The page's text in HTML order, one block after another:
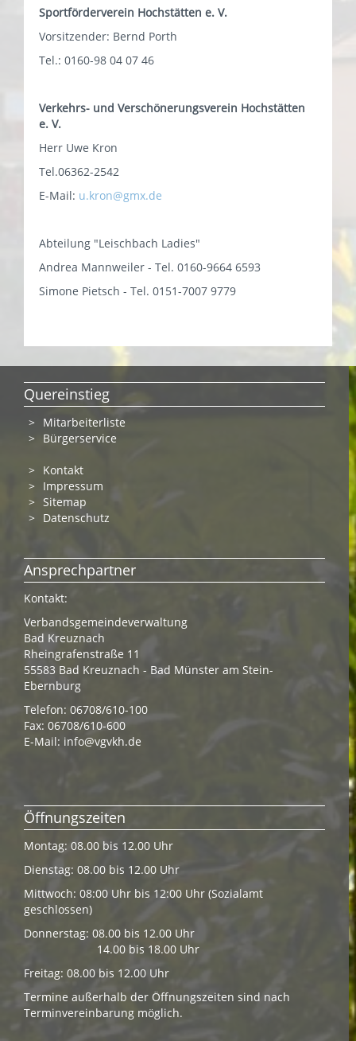
Sportförderverein Hochstätten e. V.
Vorsitzender: Bernd Porth
Tel.: 0160-98 04 07 46
Verkehrs- und Verschönerungsverein Hochstätten
e. V.
Herr Uwe Kron
Tel.06362-2542
E-Mail: u.kron@gmx.de
Abteilung "Leischbach Ladies"
Andrea Mannweiler - Tel. 0160-9664 6593
Simone Pietsch - Tel. 0151-7007 9779
Quereinstieg
Mitarbeiterliste
Bürgerservice
Kontakt
Impressum
Sitemap
Datenschutz
Ansprechpartner
Kontakt:
Verbandsgemeindeverwaltung
Bad Kreuznach
Rheingrafenstraße 11
55583 Bad Kreuznach - Bad Münster am Stein-
Ebernburg
Telefon: 06708/610-100
Fax: 06708/610-600
E-Mail: info@vgvkh.de
Öffnungszeiten
Montag: 08.00 bis 12.00 Uhr
Dienstag: 08.00 bis 12.00 Uhr
Mittwoch: 08:00 Uhr bis 12:00 Uhr (Sozialamt
geschlossen)
Donnerstag: 08.00 bis 12.00 Uhr
14.00 bis 18.00 Uhr
Freitag: 08.00 bis 12.00 Uhr
Termine außerhalb der Öffnungszeiten sind nach
Terminvereinbarung möglich.